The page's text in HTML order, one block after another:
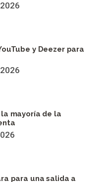
y Deezer para
mayoría de la
para una salida a